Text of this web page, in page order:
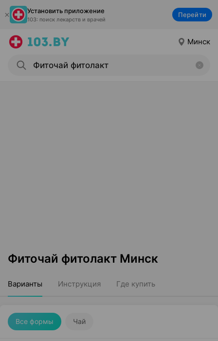
Установить приложение
103: поиск лекарств и врачей
Перейти
Минск
Фиточай фитолакт Минск
Варианты Инструкция Где купить
Все формы Чай